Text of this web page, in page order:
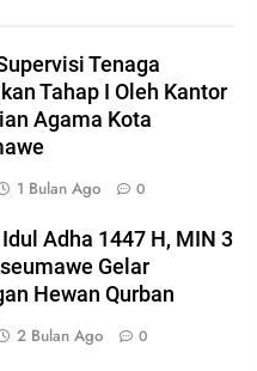
Tenaga
Tahap I Oleh Kantor
Agama Kota
1 Bulan Ago 0
Adha 1447 H, MIN 3
Gelar
Hewan Qurban
2 Bulan Ago 0